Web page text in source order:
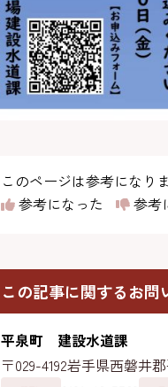
このページは参考になり
参考になった
参考
この記事に関するお問
平泉町 建設水道課
〒029-4192岩手県西磐井